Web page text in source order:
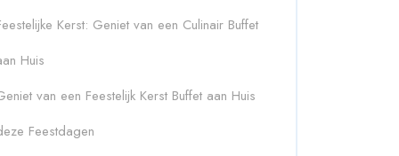
Kerst: Geniet van een Culinair Buffet
Huis
van een Feestelijk Kerst Buffet aan Huis
Feestdagen